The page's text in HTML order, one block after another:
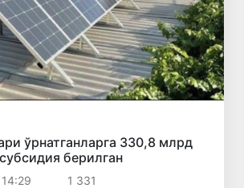
ўрнатганларга 330,8 млрд
берилган
1 331